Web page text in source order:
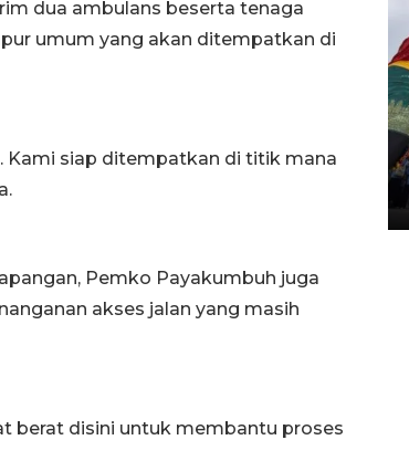
dua ambulans beserta tenaga
umum yang akan ditempatkan di
Kami siap ditempatkan di titik mana
Pemko Payakumbuh juga
akses jalan yang masih
berat disini untuk membantu proses
Penggantian konstruksi jalan
Lintas Sumatera di Sumbar